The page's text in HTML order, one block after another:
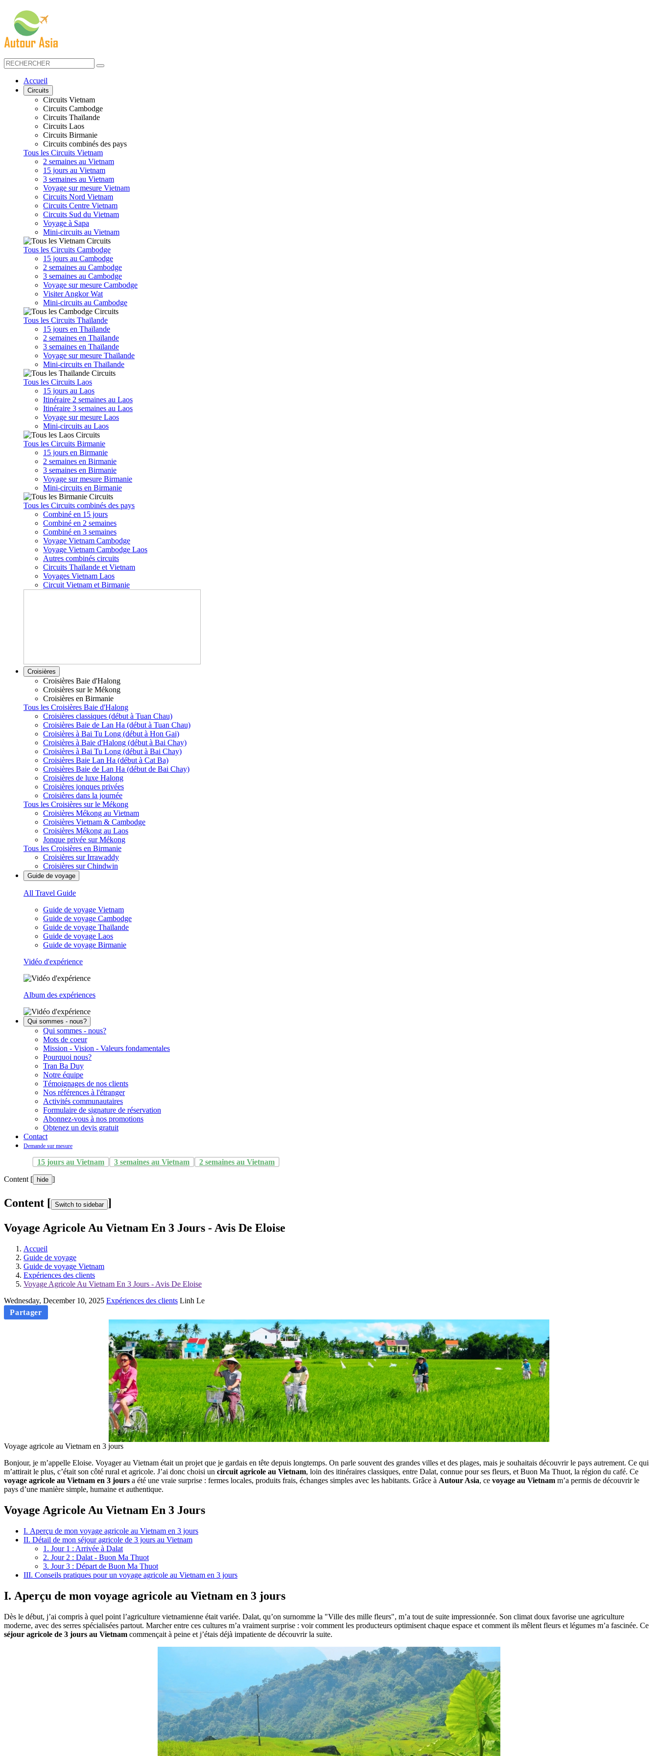
Accueil
Circuits
Circuits Vietnam
Circuits Cambodge
Circuits Thaïlande
Circuits Laos
Circuits Birmanie
Circuits combinés des pays
Tous les Circuits Vietnam
2 semaines au Vietnam
15 jours au Vietnam
3 semaines au Vietnam
Voyage sur mesure Vietnam
Circuits Nord Vietnam
Circuits Centre Vietnam
Circuits Sud du Vietnam
Voyage à Sapa
Mini-circuits au Vietnam
Tous les Circuits Cambodge
15 jours au Cambodge
2 semaines au Cambodge
3 semaines au Cambodge
Voyage sur mesure Cambodge
Visiter Angkor Wat
Mini-circuits au Cambodge
Tous les Circuits Thaïlande
15 jours en Thaïlande
2 semaines en Thaïlande
3 semaines en Thaïlande
Voyage sur mesure Thaïlande
Mini-circuits en Thaïlande
Tous les Circuits Laos
15 jours au Laos
Itinéraire 2 semaines au Laos
Itinéraire 3 semaines au Laos
Voyage sur mesure Laos
Mini-circuits au Laos
Tous les Circuits Birmanie
15 jours en Birmanie
2 semaines en Birmanie
3 semaines en Birmanie
Voyage sur mesure Birmanie
Mini-circuits en Birmanie
Tous les Circuits combinés des pays
Combiné en 15 jours
Combiné en 2 semaines
Combiné en 3 semaines
Voyage Vietnam Cambodge
Voyage Vietnam Cambodge Laos
Autres combinés circuits
Circuits Thaïlande et Vietnam
Voyages Vietnam Laos
Circuit Vietnam et Birmanie
Croisières
Croisières Baie d'Halong
Croisières sur le Mékong
Croisières en Birmanie
Tous les Croisières Baie d'Halong
Croisières classiques (début à Tuan Chau)
Croisières Baie de Lan Ha (début à Tuan Chau)
Croisières à Bai Tu Long (début à Hon Gai)
Croisières à Baie d'Halong (début à Bai Chay)
Croisières à Bai Tu Long (début à Bai Chay)
Croisières Baie Lan Ha (début à Cat Ba)
Croisières Baie de Lan Ha (début de Bai Chay)
Croisières de luxe Halong
Croisières jonques privées
Croisières dans la journée
Tous les Croisières sur le Mékong
Croisières Mékong au Vietnam
Croisières Vietnam & Cambodge
Croisières Mékong au Laos
Jonque privée sur Mékong
Tous les Croisières en Birmanie
Croisières sur Irrawaddy
Croisières sur Chindwin
Guide de voyage
All Travel Guide
Guide de voyage Vietnam
Guide de voyage Cambodge
Guide de voyage Thaïlande
Guide de voyage Laos
Guide de voyage Birmanie
Vidéo d'expérience
Album des expériences
Qui sommes - nous?
Qui sommes - nous?
Mots de coeur
Mission - Vision - Valeurs fondamentales
Pourquoi nous?
Tran Ba Duy
Notre équipe
Témoignages de nos clients
Nos références à l'étranger
Activités communautaires
Formulaire de signature de réservation
Abonnez-vous à nos promotions
Obtenez un devis gratuit
Contact
Demande sur mesure
15 jours au Vietnam 3 semaines au Vietnam 2 semaines au Vietnam
Content [ hide ]
Content [ Switch to sidebar ]
Voyage Agricole Au Vietnam En 3 Jours - Avis De Eloise
Accueil
Guide de voyage
Guide de voyage Vietnam
Expériences des clients
Voyage Agricole Au Vietnam En 3 Jours - Avis De Eloise
Wednesday, December 10, 2025 Expériences des clients Linh Le
Partager
Voyage agricole au Vietnam en 3 jours
Bonjour, je m’appelle Eloise. Voyager au Vietnam était un projet que je gardais en tête depuis longtemps. On parle souvent des grandes villes et des plages, mais je souhaitais découvrir le pays autrement. Ce qui
m’attirait le plus, c’était son côté rural et agricole. J’ai donc choisi un circuit agricole au Vietnam, loin des itinéraires classiques, entre Dalat, connue pour ses fleurs, et Buon Ma Thuot, la région du café. Ce
voyage agricole au Vietnam en 3 jours a été une vraie surprise : fermes locales, produits frais, échanges simples avec les habitants. Grâce à Autour Asia, ce voyage au Vietnam m’a permis de découvrir le
pays d’une manière simple, humaine et authentique.
Voyage Agricole Au Vietnam En 3 Jours
I. Aperçu de mon voyage agricole au Vietnam en 3 jours
II. Détail de mon séjour agricole de 3 jours au Vietnam
1. Jour 1 : Arrivée à Dalat
2. Jour 2 : Dalat - Buon Ma Thuot
3. Jour 3 : Départ de Buon Ma Thuot
III. Conseils pratiques pour un voyage agricole au Vietnam en 3 jours
I. Aperçu de mon voyage agricole au Vietnam en 3 jours
Dès le début, j’ai compris à quel point l’agriculture vietnamienne était variée. Dalat, qu’on surnomme la "Ville des mille fleurs", m’a tout de suite impressionnée. Son climat doux favorise une agriculture
moderne, avec des serres spécialisées partout. Marcher entre ces cultures m’a vraiment surprise : voir comment les producteurs optimisent chaque espace et comment ils mêlent fleurs et légumes m’a fascinée. Ce
séjour agricole de 3 jours au Vietnam commençait à peine et j’étais déjà impatiente de découvrir la suite.